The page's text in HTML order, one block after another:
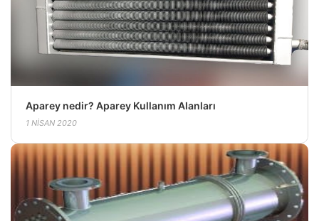
Aparey nedir? Aparey Kullanım Alanları
1 NISAN 2020